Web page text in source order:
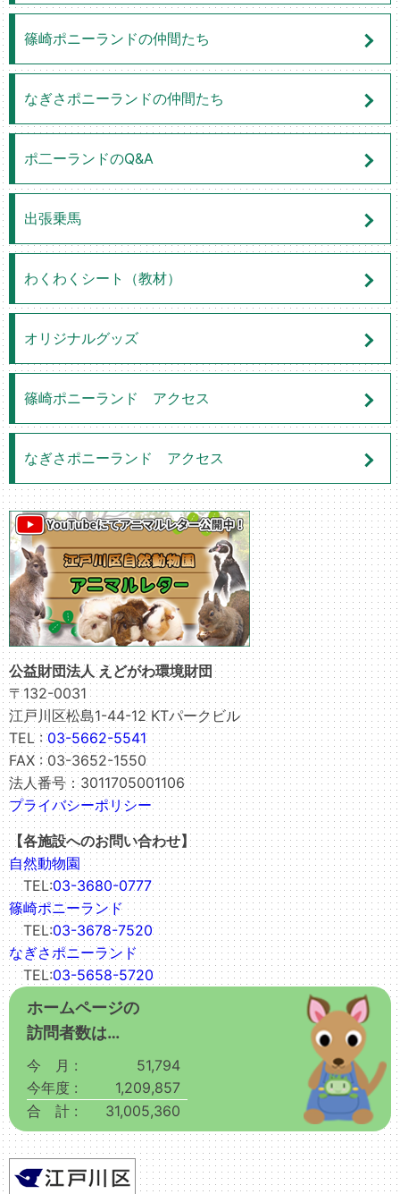
篠崎ポニーランドの仲間たち
なぎさポニーランドの仲間たち
ポ二ーランドのQ&A
出張乗馬
わくわくシート（教材）
オリジナルグッズ
篠崎ポニーランド アクセス
なぎさポニーランド アクセス
公益財団法人 えどがわ環境財団
〒132-0031
江戸川区松島1-44-12 KTパークビル
TEL :03-5662-5541
FAX : 03-3652-1550
法人番号：3011705001106
プライバシーポリシー
【各施設へのお問い合わせ】
自然動物園
TEL:03-3680-0777
篠崎ポニーランド
TEL:03-3678-7520
なぎさポニーランド
TEL:03-5658-5720
ホームページの
訪問者数は…
今 月 :
51,794
今年度 :
1,209,857
合 計 :
31,005,360